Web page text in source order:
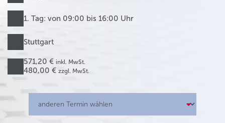
1. Tag: von 09:00 bis 16:00 Uhr
Stuttgart
571,20 € inkl. MwSt.
480,00 € zzgl. MwSt.